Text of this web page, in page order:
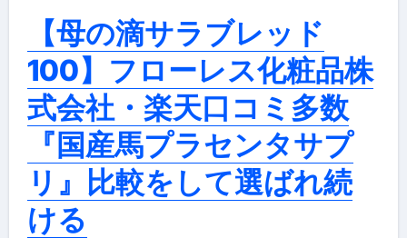
【母の滴サラブレッド
100】フローレス化粧品株
式会社・楽天口コミ多数
『国産馬プラセンタサプ
リ』比較をして選ばれ続
ける